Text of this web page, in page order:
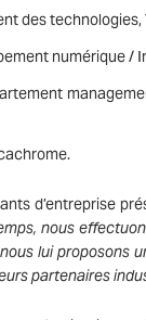
des technologies,
numérique /
d’entreprise
nous
lui
partenaires